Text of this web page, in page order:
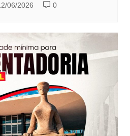
06/2026 0